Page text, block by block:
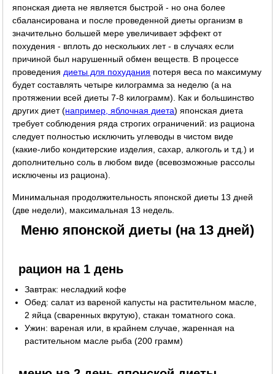
японская диета не является быстрой - но она более
сбалансирована и после проведенной диеты организм в
значительно большей мере увеличивает эффект от
похудения - вплоть до нескольких лет - в случаях если
причиной был нарушенный обмен веществ. В процессе
проведения диеты для похудания потеря веса по максимуму
будет составлять четыре килограмма за неделю (а на
протяжении всей диеты 7-8 килограмм). Как и большинство
других диет (например, яблочная диета) японская диета
требует соблюдения ряда строгих ограничений: из рациона
следует полностью исключить углеводы в чистом виде
(какие-либо кондитерские изделия, сахар, алкоголь и т.д.) и
дополнительно соль в любом виде (всевозможные рассолы
исключены из рациона).
Минимальная продолжительность японской диеты 13 дней
(две недели), максимальная 13 недель.
Меню японской диеты (на 13 дней)
рацион на 1 день
Завтрак: несладкий кофе
Обед: салат из вареной капусты на растительном масле,
2 яйца (сваренных вкрутую), стакан томатного сока.
Ужин: вареная или, в крайнем случае, жаренная на
растительном масле рыба (200 грамм)